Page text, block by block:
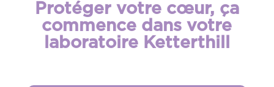
Protéger votre cœur, ça
commence dans votre
laboratoire Ketterthill